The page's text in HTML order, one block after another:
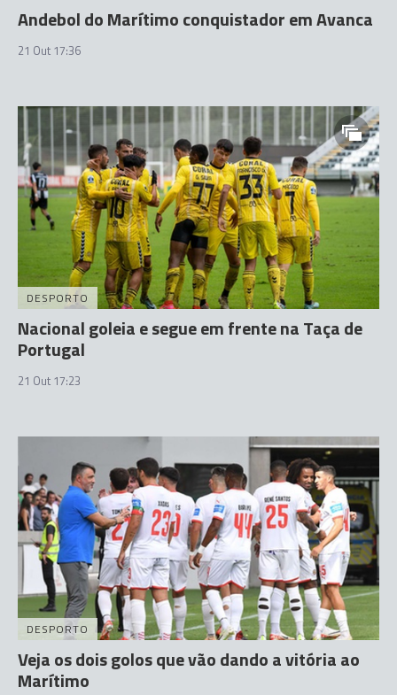
Andebol do Marítimo conquistador em Avanca
21 Out 17:36
DESPORTO
Nacional goleia e segue em frente na Taça de
Portugal
21 Out 17:23
DESPORTO
Veja os dois golos que vão dando a vitória ao
Marítimo